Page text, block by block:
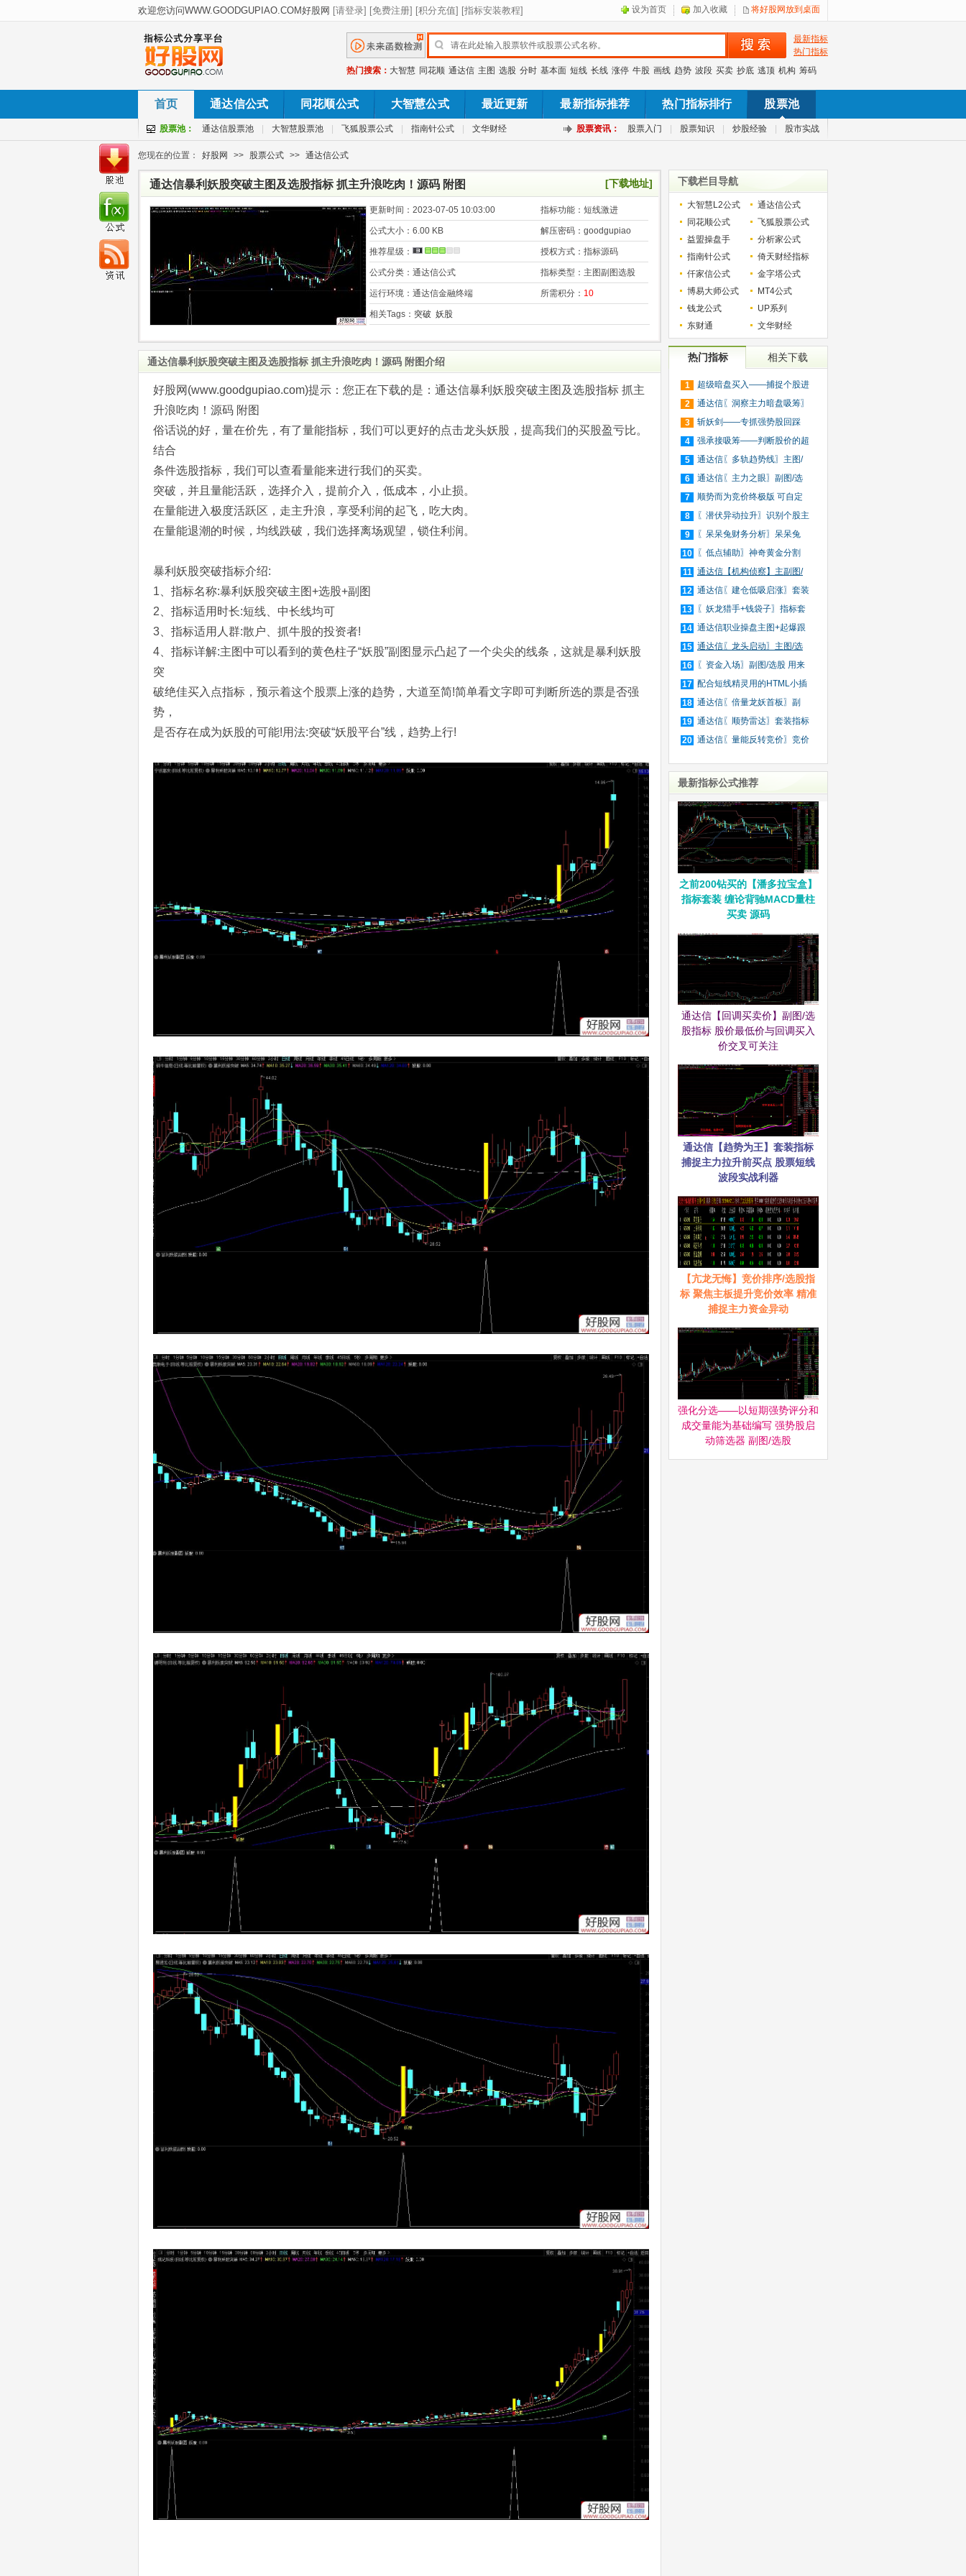
设为首页 加入收藏 将好股网放到桌面
最新指标
热门指标
热门搜索： 大智慧 同花顺 通达信 主图 选股 分时 基本面 短线 长线 涨停 牛股 画线 趋势 波段 买卖 抄底 逃顶 机构 筹码
首页 通达信公式 同花顺公式 大智慧公式 最近更新 最新指标推荐 热门指标排行 股票池
股票池： 通达信股票池 大智慧股票池 飞狐股票公式 指南针公式 文华财经 股票资讯： 股票入门 股票知识 炒股经验 股市实战
您现在的位置： 好股网 >> 股票公式 >> 通达信公式
通达信暴利妖股突破主图及选股指标 抓主升浪吃肉！源码 附图 [下载地址]
更新时间： 2023-07-05 10:03:00 指标功能： 短线激进
公式大小： 6.00 KB 解压密码： goodgupiao
推荐星级： 授权方式： 指标源码
公式分类： 通达信公式 指标类型： 主图副图选股
运行环境： 通达信金融终端 所需积分： 10
相关Tags： 突破 妖股
通达信暴利妖股突破主图及选股指标 抓主升浪吃肉！源码 附图介绍
好股网(www.goodgupiao.com)提示：您正在下载的是：通达信暴利妖股突破主图及选股指标 抓主
升浪吃肉！源码 附图
俗话说的好，量在价先，有了量能指标，我们可以更好的点击龙头妖股，提高我们的买股盈亏比。
结合
条件选股指标，我们可以查看量能来进行我们的买卖。
突破，并且量能活跃，选择介入，提前介入，低成本，小止损。
在量能进入极度活跃区，走主升浪，享受利润的起飞，吃大肉。
在量能退潮的时候，均线跌破，我们选择离场观望，锁住利润。
暴利妖股突破指标介绍:
1、指标名称:暴利妖股突破主图+选股+副图
2、指标适用时长:短线、中长线均可
3、指标适用人群:散户、抓牛股的投资者!
4、指标详解:主图中可以看到的黄色柱子“妖股”副图显示凸起了一个尖尖的线条，这就是暴利妖股
突
破绝佳买入点指标，预示着这个股票上涨的趋势，大道至简!简单看文字即可判断所选的票是否强
势，
是否存在成为妖股的可能!用法:突破“妖股平台”线，趋势上行!
下载栏目导航
大智慧L2公式
通达信公式
同花顺公式
飞狐股票公式
益盟操盘手
分析家公式
指南针公式
倚天财经指标
仟家信公式
金字塔公式
博易大师公式
MT4公式
钱龙公式
UP系列
东财通
文华财经
热门指标 相关下载
1
超级暗盘买入——捕捉个股进
入
2
通达信〖洞察主力暗盘吸筹〗
捕
3
斩妖剑——专抓强势股回踩
20日
4
强承接吸筹——判断股价的超
买
5
通达信〖多轨趋势线〗主图/
选
6
通达信〖主力之眼〗副图/选
股
7
顺势而为竞价终极版 可自定
义
8
〖潜伏异动拉升〗识别个股主
力
9
〖呆呆兔财务分析〗呆呆兔
F10
10
〖低点辅助〗神奇黄金分割
+趋
11 通达信【机构侦察】主副图/
选
12 通达信〖建仓低吸启涨〗套装
指
13
〖妖龙猎手+钱袋子〗指标套
装
14 通达信职业操盘主图+起爆跟
庄
15 通达信〖龙头启动〗主图/选
股
16
〖资金入场〗副图/选股 用来
抓
17 配合短线精灵用的HTML小插
件
18 通达信〖倍量龙妖首板〗副
图/
19 通达信〖顺势雷达〗套装指标
20 通达信〖量能反转竞价〗竞价
最新指标公式推荐
之前200钻买的【潘多拉宝盒】
指标套装 缠论背驰MACD量柱
买卖 源码
通达信【回调买卖价】副图/选
股指标 股价最低价与回调买入
价交叉可关注
通达信【趋势为王】套装指标
捕捉主力拉升前买点 股票短线
波段实战利器
【亢龙无悔】竞价排序/选股指
标 聚焦主板提升竞价效率 精准
捕捉主力资金异动
强化分选——以短期强势评分和
成交量能为基础编写 强势股启
动筛选器‌ 副图/选股